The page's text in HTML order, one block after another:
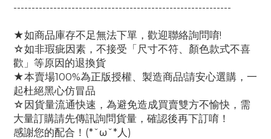
------------------------------------------------------------
★如商品庫存不足無法下單，歡迎聯絡詢問唷!
☆如非瑕疵因素，不接受「尺寸不符、顏色款式不喜
歡」等原因的退換貨
★本賣場100%為正版授權、製造商品!請安心選購，一
起杜絕黑心仿冒品
☆因貨量流通快速，為避免造成買賣雙方不愉快，需
大量訂購請先傳訊詢問貨量，確認後再下訂唷！
感謝您的配合！(*ˇωˇ*人)